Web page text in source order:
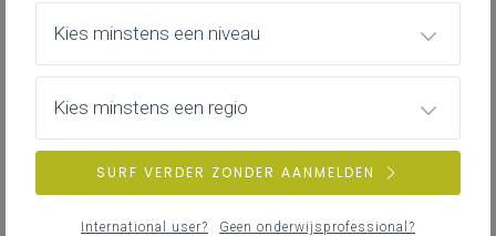
cijfer cryptografie. Deze opdracht is
gelinkt aan het inhoudelijke leerplandoel
over bewerkingen met matrices.
Gekoppelde leerplannen
Kies minstens een niveau
Kies minstens een regio
SURF VERDER ZONDER AANMELDEN
International user? Geen onderwijsprofessional?